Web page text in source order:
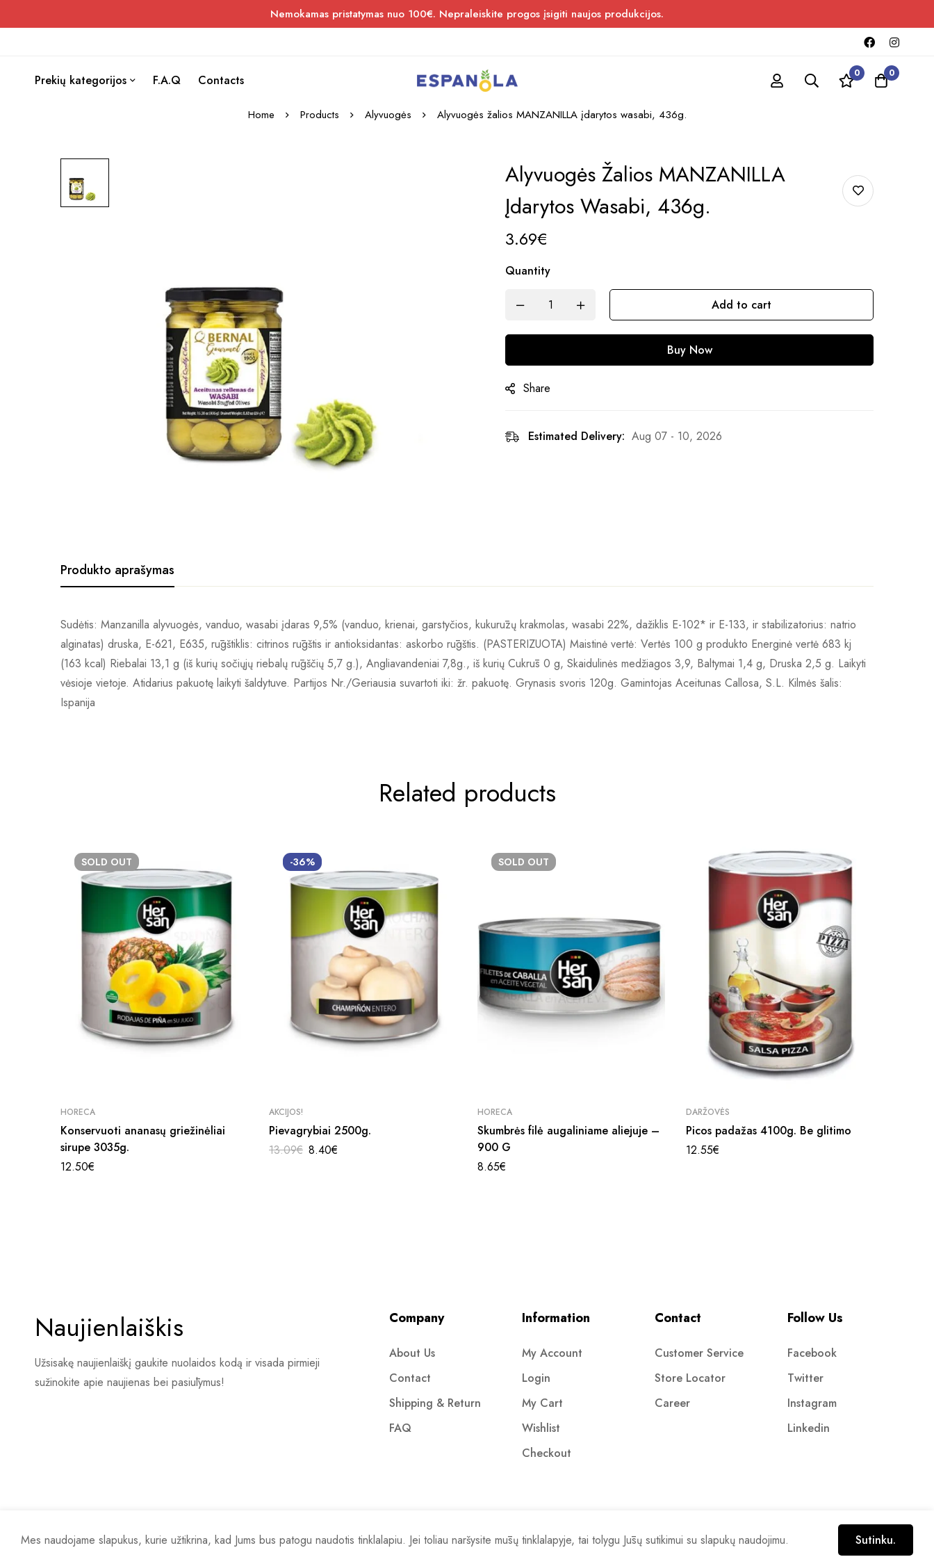
Nemokamas pristatymas nuo 100€. Nepraleiskite progos įsigiti naujos produkcijos.
Prekių kategorijos F.A.Q Contacts 0 0
Home Products Alyvuogės Alyvuogės žalios MANZANILLA įdarytos wasabi, 436g.
Alyvuogės Žalios MANZANILLA
Įdarytos Wasabi, 436g.
3.69€
Quantity
Add to cart
Buy Now
Share
Estimated Delivery: Aug 07 - 10, 2026
Produkto aprašymas
Sudėtis: Manzanilla alyvuogės, vanduo, wasabi įdaras 9,5% (vanduo, krienai, garstyčios, kukurūzų krakmolas, wasabi 22%, dažiklis E-102* ir E-133, ir stabilizatorius: natrio
alginatas) druska, E-621, E635, rūgštiklis: citrinos rūgštis ir antioksidantas: askorbo rūgštis. (PASTERIZUOTA) Maistinė vertė: Vertės 100 g produkto Energinė vertė 683 kj
(163 kcal) Riebalai 13,1 g (iš kurių sočiųjų riebalų rūgščių 5,7 g.), Angliavandeniai 7,8g., iš kurių Cukrūs 0 g, Skaidulinės medžiagos 3,9, Baltymai 1,4 g, Druska 2,5 g. Laikyti
vėsioje vietoje. Atidarius pakuotę laikyti šaldytuve. Partijos Nr./Geriausia suvartoti iki: žr. pakuotę. Grynasis svoris 120g. Gamintojas Aceitunas Callosa, S.L. Kilmės šalis:
Ispanija
Related products
SOLD OUT
HORECA
Konservuoti ananasų griežinėliai
sirupe 3035g.
12.50€
-36%
AKCIJOS!
Pievagrybiai 2500g.
13.09€ 8.40€
SOLD OUT
HORECA
Skumbrės filė augaliniame aliejuje –
900 G
8.65€
DARŽOVĖS
Picos padažas 4100g. Be glitimo
12.55€
Naujienlaiškis
Užsisakę naujienlaiškį gaukite nuolaidos kodą ir visada pirmieji
sužinokite apie naujienas bei pasiūlymus!
Company
About Us
Contact
Shipping & Return
FAQ
Information
My Account
Login
My Cart
Wishlist
Checkout
Contact
Customer Service
Store Locator
Career
Follow Us
Facebook
Twitter
Instagram
Linkedin
© 2023 Espanola. Visos teisės saugomos. | Crafted bySignus
Mes naudojame slapukus, kurie užtikrina, kad Jums bus patogu naudotis tinklalapiu. Jei toliau naršysite mūsų tinklalapyje, tai tolygu Jūsų sutikimui su slapukų naudojimu. Sutinku.